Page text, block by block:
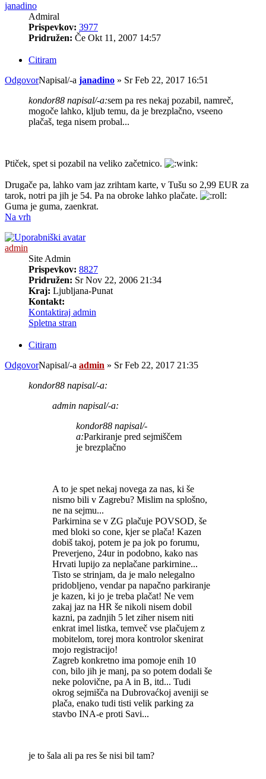
janadino
Admiral
Prispevkov: 3977
Pridružen: Če Okt 11, 2007 14:57
Citiram
OdgovorNapisal/-a janadino » Sr Feb 22, 2017 16:51
kondor88 napisal/-a:sem pa res nekaj pozabil, namreč,
mogoče lahko, kljub temu, da je brezplačno, vseeno
plačaš, tega nisem probal...
Ptiček, spet si pozabil na veliko začetnico.
Drugače pa, lahko vam jaz zrihtam karte, v Tušu so 2,99 EUR za
tarok, notri pa jih je 54. Pa na obroke lahko plačate.
Guma je guma, zaenkrat.
Na vrh
admin
Site Admin
Prispevkov: 8827
Pridružen: Sr Nov 22, 2006 21:34
Kraj: Ljubljana-Punat
Kontakt:
Kontaktiraj admin
Spletna stran
Citiram
OdgovorNapisal/-a admin » Sr Feb 22, 2017 21:35
kondor88 napisal/-a:
admin napisal/-a:
kondor88 napisal/-
a:Parkiranje pred sejmiščem
je brezplačno
A to je spet nekaj novega za nas, ki še
nismo bili v Zagrebu? Mislim na splošno,
ne na sejmu...
Parkirnina se v ZG plačuje POVSOD, še
med bloki so cone, kjer se plača! Kazen
dobiš takoj, potem je pa jok po forumu,
Preverjeno, 24ur in podobno, kako nas
Hrvati lupijo za neplačane parkirnine...
Tisto se strinjam, da je malo nelegalno
pridobljeno, vendar pa napačno parkiranje
je kazen, ki jo je treba plačat! Ne vem
zakaj jaz na HR še nikoli nisem dobil
kazni, pa zadnjih 5 let ziher nisem niti
enkrat imel listka, temveč vse plačujem z
mobitelom, torej mora kontrolor skenirat
mojo registracijo!
Zagreb konkretno ima pomoje enih 10
con, bilo jih je manj, pa so potem dodali še
neke polovične, pa A in B, itd... Tudi
okrog sejmišča na Dubrovaćkoj aveniji se
plača, enako tudi tisti velik parking za
stavbo INA-e proti Savi...
je to šala ali pa res še nisi bil tam?